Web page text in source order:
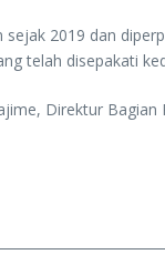
2019 dan
telah disepakati
Direktur Bagian